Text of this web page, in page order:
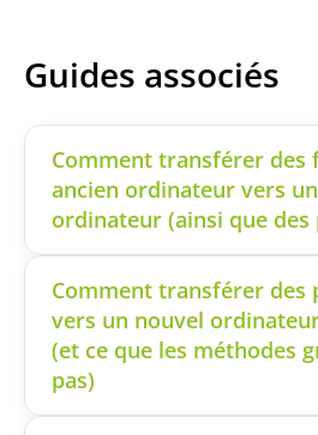
Guides associés
Comment transférer des
ancien ordinateur vers
ordinateur (ainsi que des
Comment transférer des
vers un nouvel
(et ce que les méthodes
pas)